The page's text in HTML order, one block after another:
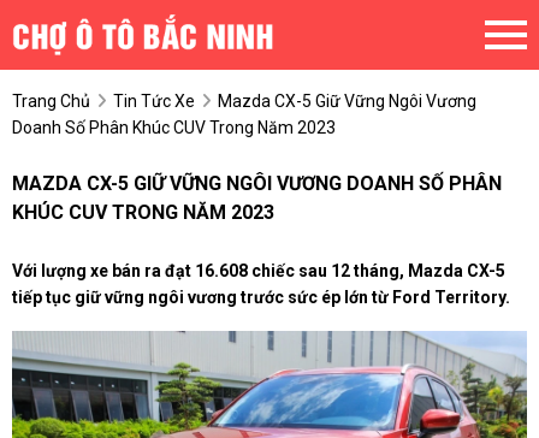
Trang Chủ Tin Tức Xe
Mazda CX-5 Giữ Vững Ngôi Vương
Doanh Số Phân Khúc CUV Trong Năm 2023
MAZDA CX-5 GIỮ VỮNG NGÔI VƯƠNG DOANH SỐ PHÂN
KHÚC CUV TRONG NĂM 2023
Với lượng xe bán ra đạt 16.608 chiếc sau 12 tháng, Mazda CX-5
tiếp tục giữ vững ngôi vương trước sức ép lớn từ Ford Territory.